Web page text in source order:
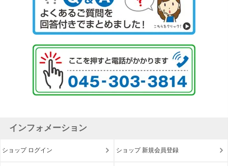
インフォメーション
ショップ ログイン ショップ 新規会員登録